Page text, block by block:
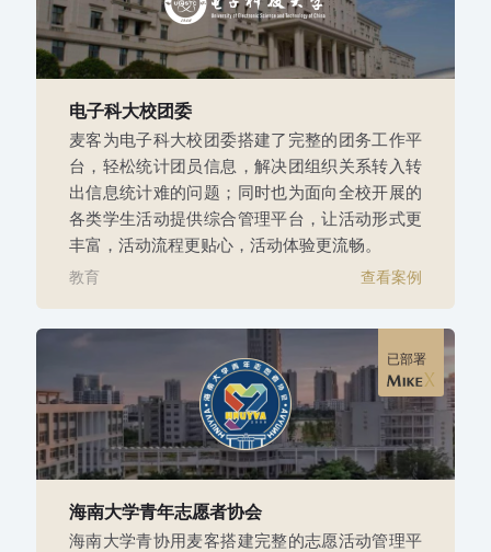
电子科大校团委
麦客为电子科大校团委搭建了完整的团务工作平
台，轻松统计团员信息，解决团组织关系转入转
出信息统计难的问题；同时也为面向全校开展的
各类学生活动提供综合管理平台，让活动形式更
丰富，活动流程更贴心，活动体验更流畅。
教育 查看案例
已部署
海南大学青年志愿者协会
海南大学青协用麦客搭建完整的志愿活动管理平